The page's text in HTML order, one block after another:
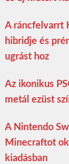
A ráncfelvarrt
hibridje és
ugrást hoz
Az ikonikus
metál ezüst
A Nintendo
Minecraftot
kiadásban